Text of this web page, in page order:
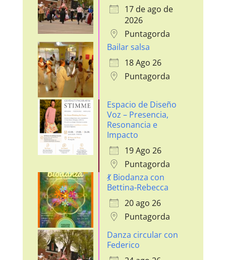
17 de ago de
2026
Puntagorda
Bailar salsa
18 Ago 26
Puntagorda
Espacio de Diseño
Voz – Presencia,
Resonancia e
Impacto
19 Ago 26
Puntagorda
💃 Biodanza con
Bettina-Rebecca
20 ago 26
Puntagorda
Danza circular con
Federico